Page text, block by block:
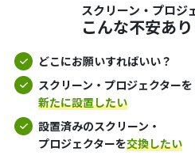
スクリーン・プロジ
こんな不安あ
どこにお願いすればいい？
スクリーン・プロジェクターを
新たに設置したい
設置済みのスクリーン・
プロジェクターを交換したい